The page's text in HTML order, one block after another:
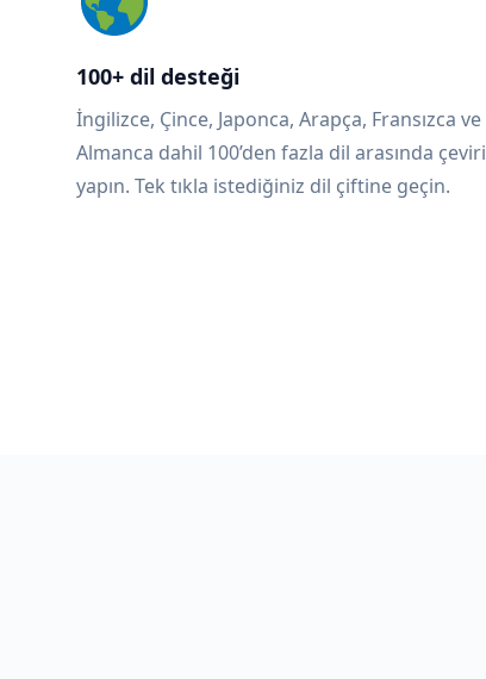
100+ dil desteği
İngilizce, Çince, Japonca, Arapça, Fransızca ve
Almanca dahil 100’den fazla dil arasında çeviri
yapın. Tek tıkla istediğiniz dil çiftine geçin.